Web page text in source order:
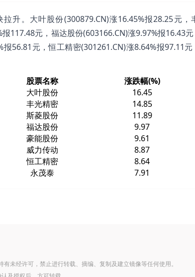
升。大叶股份(300879.CN)涨16.45%报28.25元，
117.48元，福达股份(603166.CN)涨9.97%报16.43
56.81元，恒工精密(301261.CN)涨8.64%报97.11
股票名称 涨跌幅(%)
大叶股份 16.45
丰光精密 14.85
斯菱股份 11.89
福达股份 9.97
豪能股份 9.61
威力传动 8.87
恒工精密 8.64
永茂泰 7.91
未经许可，禁止进行转载、摘编、复制及建立镜像等任何使用。